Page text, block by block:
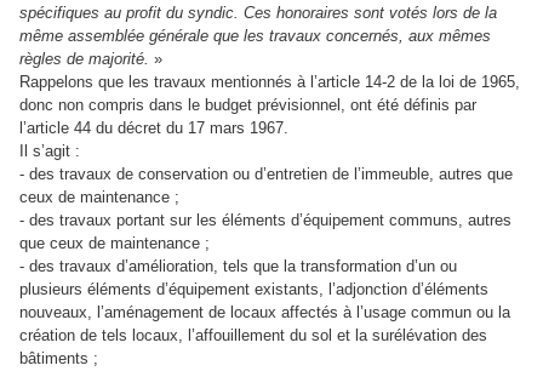
spécifiques au profit du syndic. Ces honoraires sont votés lors de la
même assemblée générale que les travaux concernés, aux mêmes
règles de majorité. »
Rappelons que les travaux mentionnés à l’article 14-2 de la loi de 1965,
donc non compris dans le budget prévisionnel, ont été définis par
l’article 44 du décret du 17 mars 1967.
Il s’agit :
- des travaux de conservation ou d’entretien de l’immeuble, autres que
ceux de maintenance ;
- des travaux portant sur les éléments d’équipement communs, autres
que ceux de maintenance ;
- des travaux d’amélioration, tels que la transformation d’un ou
plusieurs éléments d’équipement existants, l’adjonction d’éléments
nouveaux, l’aménagement de locaux affectés à l’usage commun ou la
création de tels locaux, l’affouillement du sol et la surélévation des
bâtiments ;